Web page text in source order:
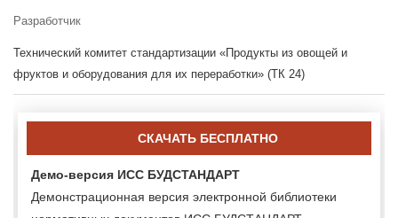
Разработчик
Технический комитет стандартизации «Продукты из овощей и
фруктов и оборудования для их переработки» (ТК 24)
СКАЧАТЬ БЕСПЛАТНО
Демо-версия ИСС БУДСТАНДАРТ
Демонстрационная версия электронной библиотеки